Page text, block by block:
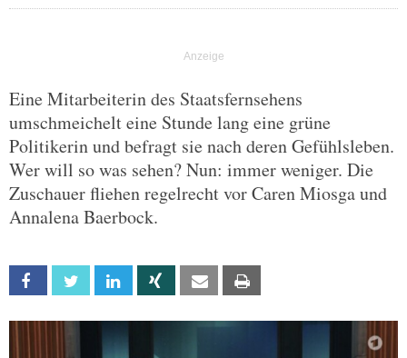
Eine Mitarbeiterin des Staatsfernsehens
umschmeichelt eine Stunde lang eine grüne
Politikerin und befragt sie nach deren Gefühlsleben.
Wer will so was sehen? Nun: immer weniger. Die
Zuschauer fliehen regelrecht vor Caren Miosga und
Annalena Baerbock.
Facebook Twitter Linkedin Xing Email